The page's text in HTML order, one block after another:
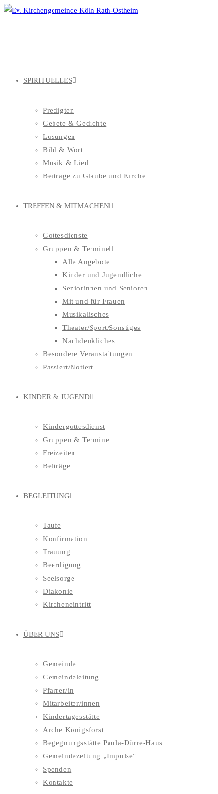
Zum
SPIRITUELLES
Predigten
Gebete & Gedichte
Losungen
Bild & Wort
Musik & Lied
Beiträge zu Glaube und Kirche
TREFFEN & MITMACHEN
Gottesdienste
Gruppen & Termine
Alle Angebote
Kinder und Jugendliche
Seniorinnen und Senioren
Mit und für Frauen
Musikalisches
Theater/Sport/Sonstiges
Nachdenkliches
Besondere Veranstaltungen
Passiert/Notiert
KINDER & JUGEND
Kindergottesdienst
Gruppen & Termine
Freizeiten
Beiträge
BEGLEITUNG
Taufe
Konfirmation
Trauung
Beerdigung
Seelsorge
Diakonie
Kircheneintritt
ÜBER UNS
Gemeinde
Gemeindeleitung
Pfarrer/in
Mitarbeiter/innen
Kindertagesstätte
Arche Königsforst
Begegnungsstätte Paula-Dürre-Haus
Gemeindezeitung „Impulse“
Spenden
Kontakte